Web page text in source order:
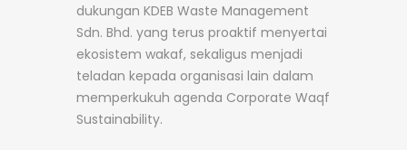
dukungan KDEB Waste Management
Sdn. Bhd. yang terus proaktif menyertai
ekosistem wakaf, sekaligus menjadi
teladan kepada organisasi lain dalam
memperkukuh agenda Corporate Waqf
Sustainability.